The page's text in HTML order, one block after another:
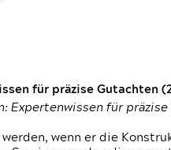
für präzise Gutachten
Expertenwissen für
wenn er die